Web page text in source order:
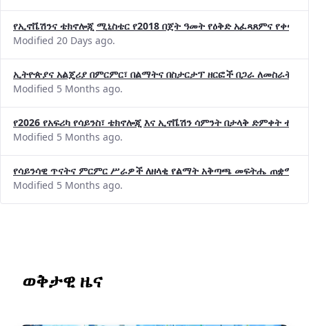
የኢኖቬሽንና ቴክኖሎጂ ሚኒስቴር የ2018 በጀት ዓመት የዕቅድ አፈጻጸምና
Modified 20 Days ago.
ኢትዮጵያና አልጄሪያ በምርምር፣ በልማትና በስታርታፕ ዘርፎች በጋራ ለመስራት
Modified 5 Months ago.
የ2026 የአፍሪካ የሳይንስ፣ ቴክኖሎጂ እና ኢኖቬሽን ሳምንት በታላቅ ድምቀት
Modified 5 Months ago.
የሳይንሳዊ ጥናትና ምርምር ሥራዎች ለዘላቂ የልማት አቅጣጫ መፍትሔ ጠቋሚ
Modified 5 Months ago.
ወቅታዊ ዜና